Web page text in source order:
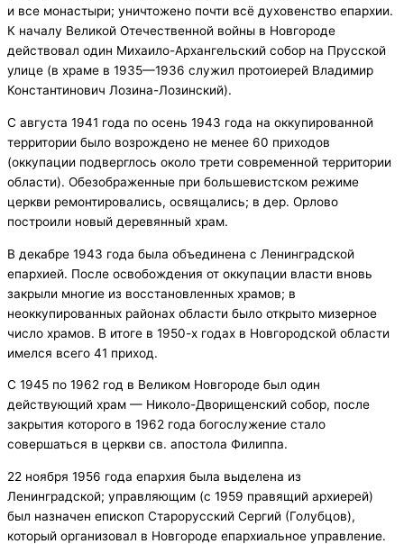
и все монастыри; уничтожено почти всё духовенство епархии.
К началу Великой Отечественной войны в Новгороде
действовал один Михаило-Архангельский собор на Прусской
улице (в храме в 1935—1936 служил протоиерей Владимир
Константинович Лозина-Лозинский).
С августа 1941 года по осень 1943 года на оккупированной
территории было возрождено не менее 60 приходов
(оккупации подверглось около трети современной территории
области). Обезображенные при большевистском режиме
церкви ремонтировались, освящались; в дер. Орлово
построили новый деревянный храм.
В декабре 1943 года была объединена с Ленинградской
епархией. После освобождения от оккупации власти вновь
закрыли многие из восстановленных храмов; в
неоккупированных районах области было открыто мизерное
число храмов. В итоге в 1950-х годах в Новгородской области
имелся всего 41 приход.
С 1945 по 1962 год в Великом Новгороде был один
действующий храм — Николо-Дворищенский собор, после
закрытия которого в 1962 года богослужение стало
совершаться в церкви св. апостола Филиппа.
22 ноября 1956 года епархия была выделена из
Ленинградской; управляющим (с 1959 правящий архиерей)
был назначен епископ Старорусский Сергий (Голубцов),
который организовал в Новгороде епархиальное управление.